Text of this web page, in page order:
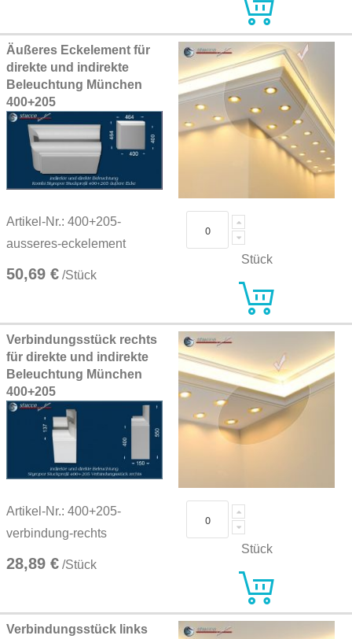
Äußeres Eckelement für
direkte und indirekte
Beleuchtung München
400+205
Artikel-Nr.: 400+205-
ausseres-eckelement
50,69 € /Stück
Stück
Verbindungsstück rechts
für direkte und indirekte
Beleuchtung München
400+205
Artikel-Nr.: 400+205-
verbindung-rechts
28,89 € /Stück
Stück
Verbindungsstück links